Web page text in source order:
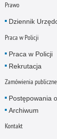
Prawo
Dziennik
Praca w Policji
Praca w Policji
Rekrutacja
Zamówienia publiczne
Postępowania
Archiwum
Kontakt